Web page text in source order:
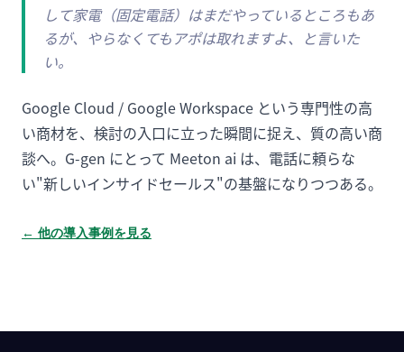
して家電（固定電話）はまだやっているところもあ
るが、やらなくてもアポは取れますよ、と言いた
い。
Google Cloud / Google Workspace という専門性の高
い商材を、検討の入口に立った瞬間に捉え、質の高い商
談へ。G-gen にとって Meeton ai は、電話に頼らな
い"新しいインサイドセールス"の基盤になりつつある。
← 他の導入事例を見る